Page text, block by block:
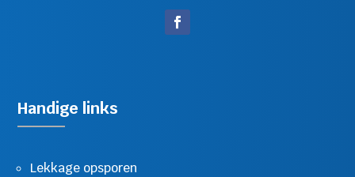
Handige links
Lekkage opsporen